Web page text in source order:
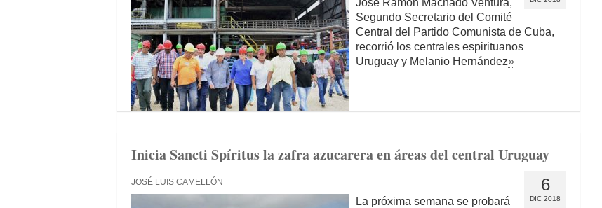
José Ramón Machado Ventura,
Segundo Secretario del Comité
Central del Partido Comunista de Cuba,
recorrió los centrales espirituanos
Uruguay y Melanio Hernández»
Inicia Sancti Spíritus la zafra azucarera en áreas del central Uruguay
6
DIC 2018
JOSÉ LUIS CAMELLÓN
La próxima semana se probará